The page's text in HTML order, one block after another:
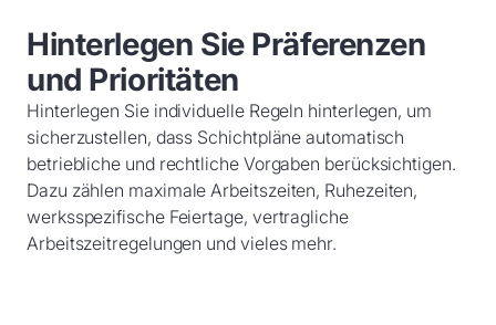
Hinterlegen Sie Präferenzen
und Prioritäten
Hinterlegen Sie individuelle Regeln hinterlegen, um
sicherzustellen, dass Schichtpläne automatisch
betriebliche und rechtliche Vorgaben berücksichtigen.
Dazu zählen maximale Arbeitszeiten, Ruhezeiten,
werksspezifische Feiertage, vertragliche
Arbeitszeitregelungen und vieles mehr.